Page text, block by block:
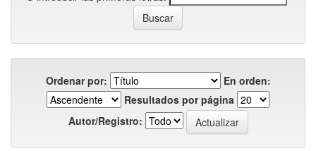
Ordenar por:
En orden:
Resultados por página
Autor/Registro: